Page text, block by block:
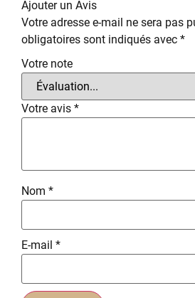
Ajouter un Avis
Votre adresse e-mail ne sera pas
obligatoires sont indiqués avec *
Votre note
Votre avis *
Nom *
E-mail *